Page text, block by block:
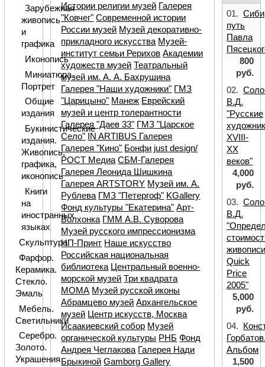
Истории религии музей Галерея
"Ковчег" Современной истории
России музей Музей декоративно-
прикладного искусства Музей-
институт семьи Рерихов Академии
художеств музей Театральный
музей им. А. А. Бахрушина
Галерея "Наши художники" ГМЗ
"Царицыно" Манеж Еврейский
музей и центр толерантности
Галерея "Даев 33" ГМЗ "Царское
Село"
IN ARTIBUS Галерея
Галерея "Кино" Бонфи just design/
РОСТ Медиа СБМ-Галерея
Галерея Леонида Шишкина
Галерея ARTSTORY Музей им. А.
Рублева ГМЗ "Петергоф" KGallery
Фонд культуры "Екатерина" Арт-
Волхонка ГММ А.В. Суворова
Музей русского импрессионизма
НП-Принт Наше искусство
Российская национальная
библиотека Центральный военно-
морской музей Три квадрата
МОМА Музей русской иконы
Абрамцево музей Архангельское
музей Центр искусств, Москва
Исаакиевский собор Музей
органической культуры РНБ Фонд
Андрея Чеглакова Галерея Нади
Брыкиной Gamborg Gallery
Зарубежная
живопись
и
графика
Иконопись
Миниатюра.
Портрет
Общие
издания
Букинистические
издания.
Живопись,
графика,
иконопись
Книги
на
иностранных
языках
Скульптура
Фарфор.
Керамика.
Стекло.
Эмаль
Мебель.
Светильники
Серебро.
Золото.
Украшения
01.
путь
Павла
800
руб.
02.
В.Д.
"Русские
XVIII-
XX
веков"
4,000
руб.
03.
В.Д.
Quick
Price
2005"
5,000
руб.
04.
Альбом
1,500